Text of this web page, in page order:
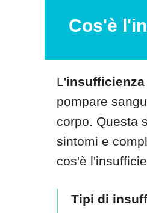
Cos'è
L'
pompare
corpo. Questa
sintomi e
cos'è
Tipi di